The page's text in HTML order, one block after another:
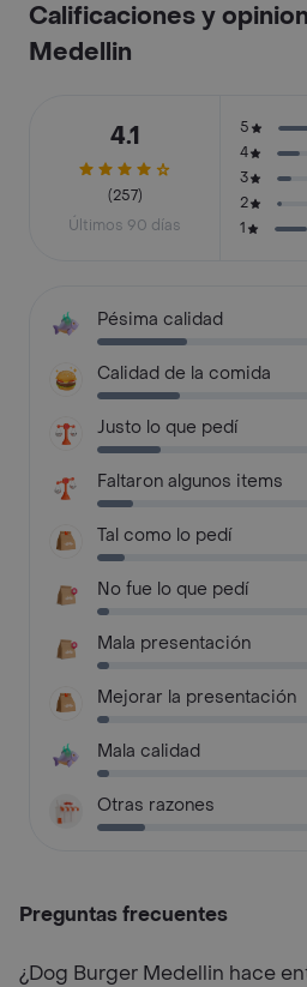
Calificaciones y
Medellin
4.1
(257)
Últimos 90 días
5
4
3
2
1
Pésima calidad
Calidad de la comida
Justo lo que pedí
Faltaron algunos items
Tal como lo pedí
No fue lo que pedí
Mala presentación
Mejorar la presentación
Mala calidad
Otras razones
Preguntas frecuentes
¿Dog Burger Medellin hace